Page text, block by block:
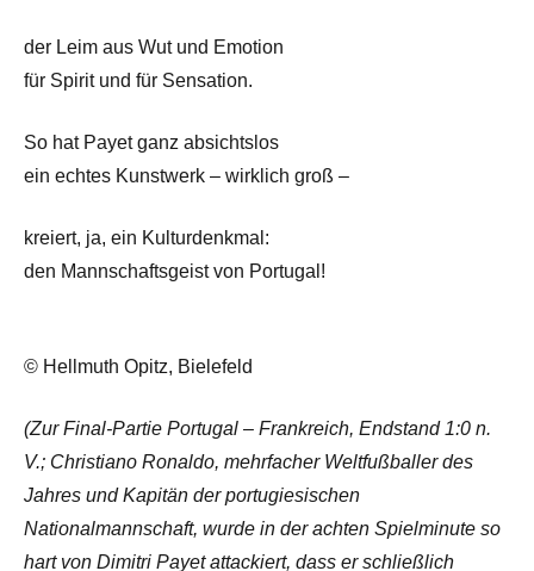
der Leim aus Wut und Emotion
für Spirit und für Sensation.
So hat Payet ganz absichtslos
ein echtes Kunstwerk – wirklich groß –
kreiert, ja, ein Kulturdenkmal:
den Mannschaftsgeist von Portugal!
© Hellmuth Opitz, Bielefeld
(Zur Final-Partie Portugal – Frankreich, Endstand 1:0 n.
V.; Christiano Ronaldo, mehrfacher Weltfußballer des
Jahres und Kapitän der portugiesischen
Nationalmannschaft, wurde in der achten Spielminute so
hart von Dimitri Payet attackiert, dass er schließlich